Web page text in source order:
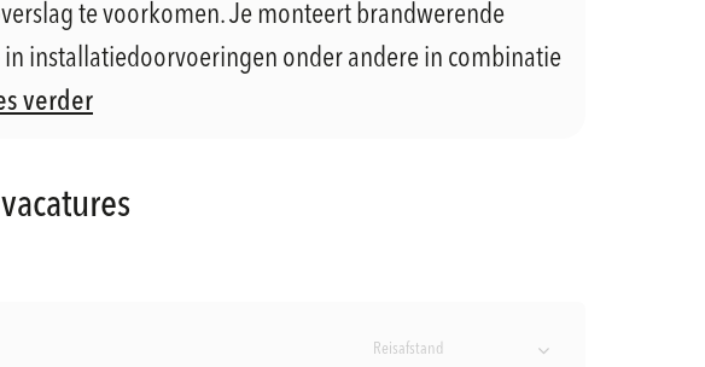
te voorkomen. Je monteert brandwerende
in installatiedoorvoeringen onder andere in combinatie
verder
Reisafstand